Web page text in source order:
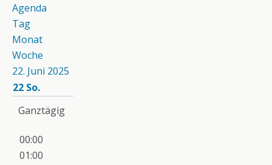
Agenda
Tag
Monat
Woche
22. Juni 2025
22 So.
Ganztägig
00:00
01:00